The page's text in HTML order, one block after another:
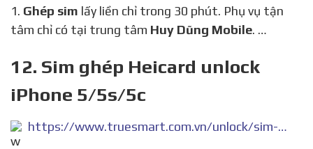
1. Ghép sim lấy liền chỉ trong 30 phút. Phụ vụ tận
tâm chỉ có tại trung tâm Huy Dũng Mobile. …
12. Sim ghép Heicard unlock
iPhone 5/5s/5c
https://www.truesmart.com.vn/unlock/sim-ghep-heicard-unlock-iphone-5.html